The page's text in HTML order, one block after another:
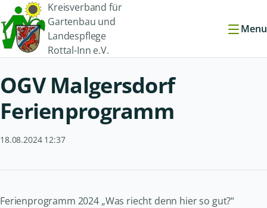
Kreisverband für
Gartenbau und
Landespflege
Rottal-Inn e.V.
Menu
OGV Malgersdorf
Ferienprogramm
18.08.2024 12:37
Ferienprogramm 2024 „Was riecht denn hier so gut?“